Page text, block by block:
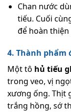
Chan nước
tiếu. Cuối
để hoàn
4. Thành phẩm
Một tô hủ tiếu
trong veo, vị
xương ống. Thịt
trắng hồng, sớ